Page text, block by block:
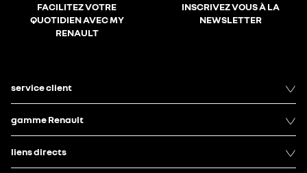
FACILITEZ VOTRE
QUOTIDIEN AVEC MY
RENAULT
INSCRIVEZ VOUS À LA
NEWSLETTER
service client
gamme Renault
liens directs